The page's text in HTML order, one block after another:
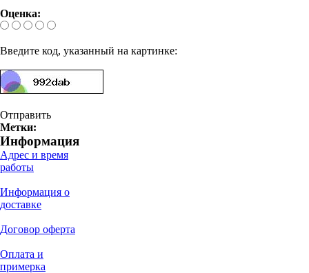
Оценка:
Введите код, указанный на картинке:
Отправить
Метки:
Информация
Адрес и время
работы
Информация о
доставке
Договор оферта
Оплата и
примерка